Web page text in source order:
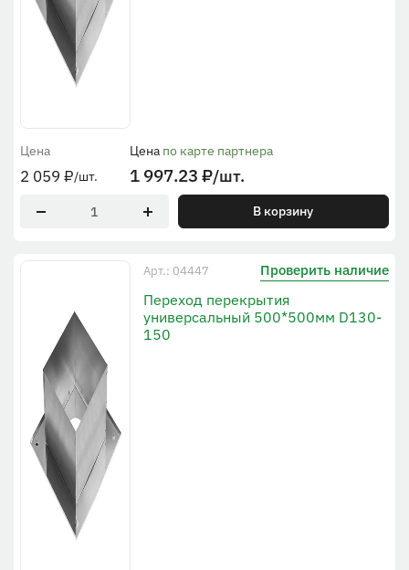
Цена
2 059 ₽/шт.
Цена по карте партнера
1 997.23 ₽/шт.
В корзину
Арт.: 04447 Проверить наличие
Переход перекрытия
универсальный 500*500мм D130-
150